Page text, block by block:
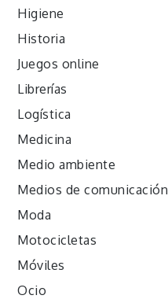
Higiene
Historia
Juegos online
Librerías
Logística
Medicina
Medio ambiente
Medios de comunicación
Moda
Motocicletas
Móviles
Ocio